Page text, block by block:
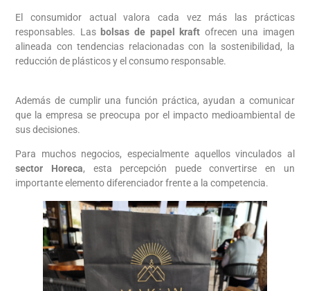
El consumidor actual valora cada vez más las prácticas
responsables. Las bolsas de papel kraft ofrecen una imagen
alineada con tendencias relacionadas con la sostenibilidad, la
reducción de plásticos y el consumo responsable.
Además de cumplir una función práctica, ayudan a comunicar
que la empresa se preocupa por el impacto medioambiental de
sus decisiones.
Para muchos negocios, especialmente aquellos vinculados al
sector Horeca, esta percepción puede convertirse en un
importante elemento diferenciador frente a la competencia.